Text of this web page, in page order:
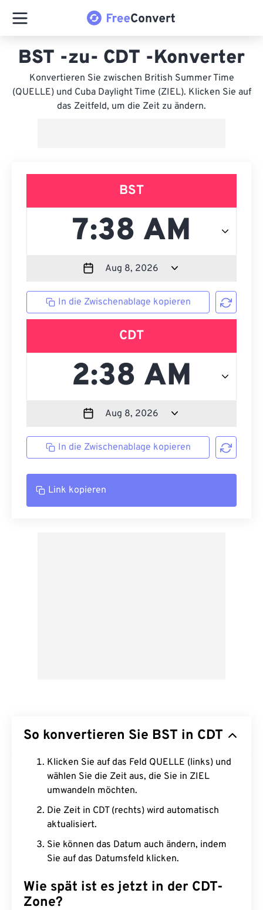
BST -zu- CDT -Konverter
Konvertieren Sie zwischen British Summer Time
(QUELLE) und Cuba Daylight Time (ZIEL). Klicken Sie auf
das Zeitfeld, um die Zeit zu ändern.
BST
In die Zwischenablage kopieren
CDT
In die Zwischenablage kopieren
Link kopieren
So konvertieren Sie BST in CDT
Klicken Sie auf das Feld QUELLE (links) und
wählen Sie die Zeit aus, die Sie in ZIEL
umwandeln möchten.
Die Zeit in CDT (rechts) wird automatisch
aktualisiert.
Sie können das Datum auch ändern, indem
Sie auf das Datumsfeld klicken.
Wie spät ist es jetzt in der CDT-
Zone?